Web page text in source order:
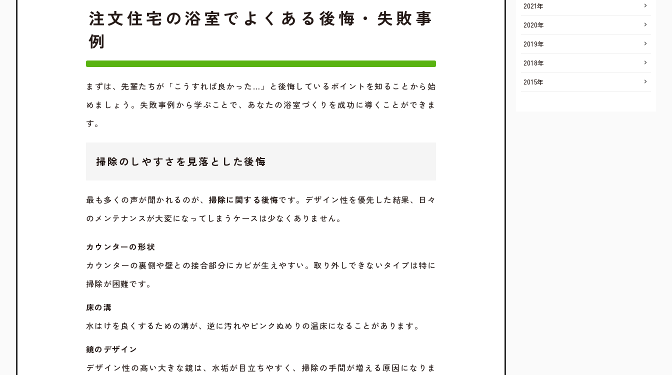
注文住宅の浴室でよくある後悔・失敗事
例
まずは、先輩たちが「こうすれば良かった…」と後悔しているポイントを知ることから始
めましょう。失敗事例から学ぶことで、あなたの浴室づくりを成功に導くことができま
す。
掃除のしやすさを見落とした後悔
最も多くの声が聞かれるのが、 掃除に関する後悔です。デザイン性を優先した結果、日々
のメンテナンスが大変になってしまうケースは少なくありません。
カウンターの形状
カウンターの裏側や壁との接合部分にカビが生えやすい。取り外しできないタイプは特に
掃除が困難です。
床の溝
水はけを良くするための溝が、逆に汚れやピンクぬめりの温床になることがあります。
鏡のデザイン
デザイン性の高い大きな鏡は、水垢が目立ちやすく、掃除の手間が増える原因になりま
2021年
2020年
2019年
2018年
2015年